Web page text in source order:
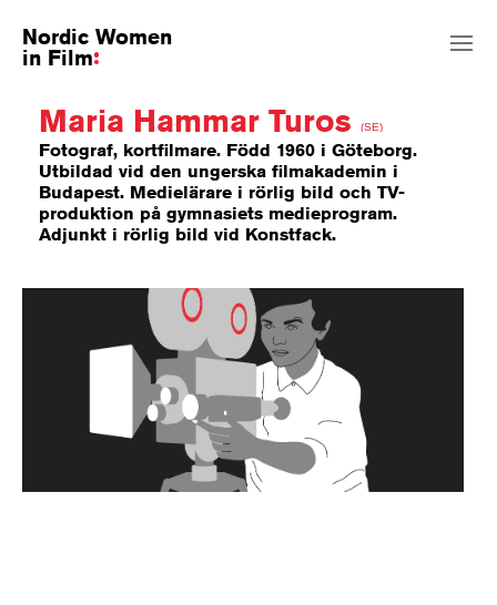
Nordic Women
in Film
Maria Hammar Turos (SE)
Fotograf, kortfilmare. Född 1960 i Göteborg.
Utbildad vid den ungerska filmakademin i
Budapest. Medielärare i rörlig bild och TV-
produktion på gymnasiets medieprogram.
Adjunkt i rörlig bild vid Konstfack.